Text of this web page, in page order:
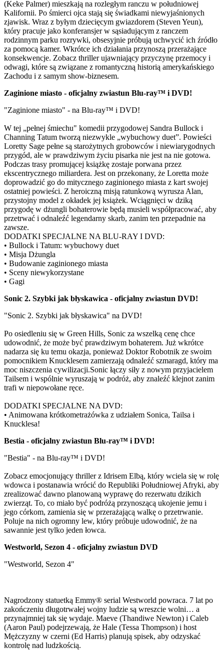
(Keke Palmer) mieszkają na rozległym ranczu w południowej
Kalifornii. Po śmierci ojca stają się świadkami niewyjaśnionych
zjawisk. Wraz z byłym dziecięcym gwiazdorem (Steven Yeun),
który pracuje jako konferansjer w sąsiadującym z ranczem
rodzinnym parku rozrywki, obsesyjnie próbują uchwycić ich źródło
za pomocą kamer. Wkrótce ich działania przynoszą przerażające
konsekwencje. Zobacz thriller ujawniający przyczynę przemocy i
odwagi, które są związane z romantyczną historią amerykańskiego
Zachodu i z samym show-biznesem.
Zaginione miasto - oficjalny zwiastun Blu-ray™ i DVD!
"Zaginione miasto" - na Blu-ray™ i DVD!
W tej „pełnej śmiechu" komedii przygodowej Sandra Bullock i
Channing Tatum tworzą niezwykle „wybuchowy duet”. Powieści
Loretty Sage pełne są starożytnych grobowców i niewiarygodnych
przygód, ale w prawdziwym życiu pisarka nie jest na nie gotowa.
Podczas trasy promującej książkę zostaje porwana przez
ekscentrycznego miliardera. Jest on przekonany, że Loretta może
doprowadzić go do mitycznego zaginionego miasta z kart swojej
ostatniej powieści. Z heroiczną misją ratunkową wyrusza Alan,
przystojny model z okładek jej książek. Wciągnięci w dziką
przygodę w dżungli bohaterowie będą musieli współpracować, aby
przetrwać i odnaleźć legendarny skarb, zanim ten przepadnie na
zawsze.
DODATKI SPECJALNE NA BLU-RAY I DVD:
• Bullock i Tatum: wybuchowy duet
• Misja Dżungla
• Budowanie zaginionego miasta
• Sceny niewykorzystane
• Gagi
Sonic 2. Szybki jak błyskawica - oficjalny zwiastun DVD!
"Sonic 2. Szybki jak błyskawica" na DVD!
Po osiedleniu się w Green Hills, Sonic za wszelką cenę chce
udowodnić, że może być prawdziwym bohaterem. Już wkrótce
nadarza się ku temu okazja, ponieważ Doktor Robotnik ze swoim
pomocnikiem Knucklesem zamierzają odnaleźć szmaragd, który ma
moc niszczenia cywilizacji.Sonic łączy siły z nowym przyjacielem
Tailsem i wspólnie wyruszają w podróż, aby znaleźć klejnot zanim
trafi w niepowołane ręce.
DODATKI SPECJALNE NA DVD:
• Animowana krótkometrażówka z udziałem Sonica, Tailsa i
Knucklesa!
Bestia - oficjalny zwiastun Blu-ray™ i DVD!
"Bestia" - na Blu-ray™ i DVD!
Zobacz emocjonujący thriller z Idrisem Elbą, który wciela się w rolę
wdowca i postanawia wrócić do Republiki Południowej Afryki, aby
zrealizować dawno planowaną wyprawę do rezerwatu dzikich
zwierząt. To, co miało być podróżą przynoszącą ukojenie jemu i
jego córkom, zamienia się w przerażającą walkę o przetrwanie.
Poluje na nich ogromny lew, który próbuje udowodnić, że na
sawannie jest tylko jeden łowca.
Westworld, Sezon 4 - oficjalny zwiastun DVD
"Westworld, Sezon 4"
Nagrodzony statuetką Emmy® serial Westworld powraca. 7 lat po
zakończeniu długotrwałej wojny ludzie są wreszcie wolni… a
przynajmniej tak się wydaje. Maeve (Thandiwe Newton) i Caleb
(Aaron Paul) podejrzewają, że Hale (Tessa Thompson) i host
Mężczyzny w czerni (Ed Harris) planują spisek, aby odzyskać
kontrolę nad ludzkością.